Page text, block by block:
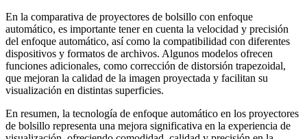
En la comparativa de proyectores de bolsillo con enfoque
automático, es importante tener en cuenta la velocidad y precisión
del enfoque automático, así como la compatibilidad con diferentes
dispositivos y formatos de archivos. Algunos modelos ofrecen
funciones adicionales, como corrección de distorsión trapezoidal,
que mejoran la calidad de la imagen proyectada y facilitan su
visualización en distintas superficies.
En resumen, la tecnología de enfoque automático en los proyectores
de bolsillo representa una mejora significativa en la experiencia de